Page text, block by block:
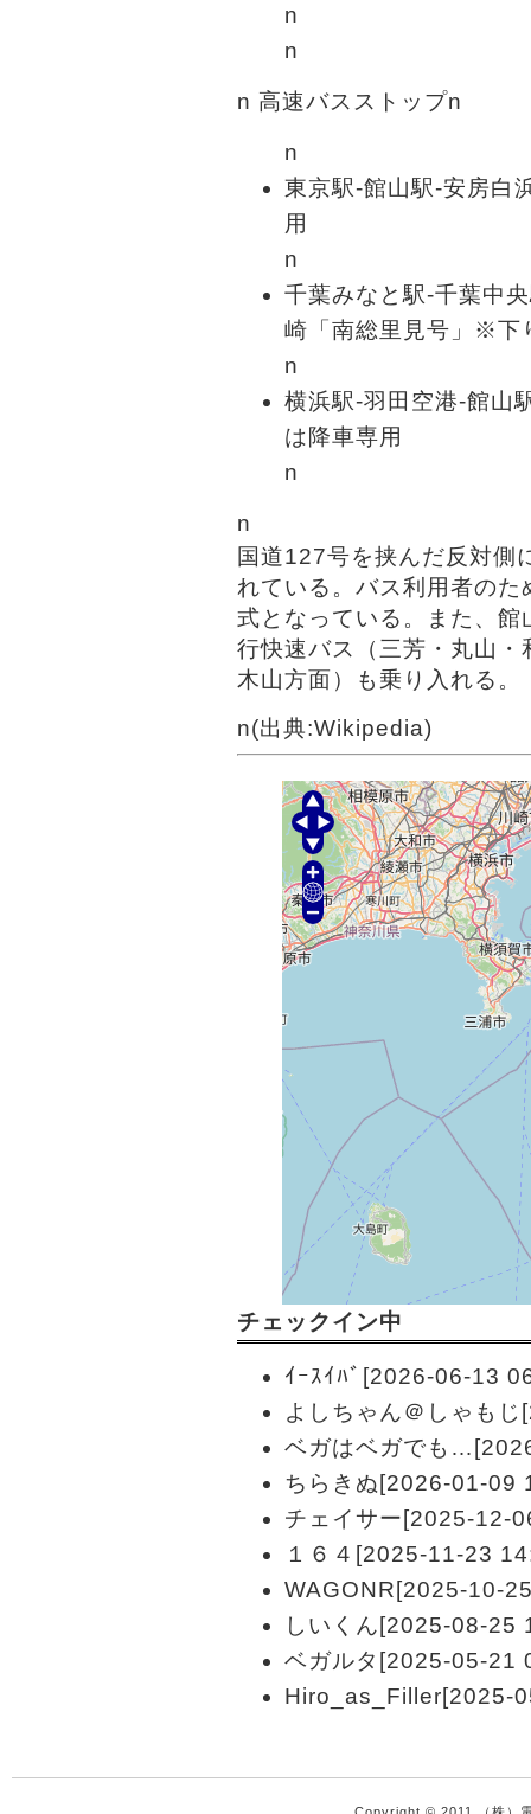
n
n
n 高速バスストップn
n
東京駅-館山駅-安房白
用
n
千葉みなと駅-千葉中
崎「南総里見号」※下
n
横浜駅-羽田空港-館山
は降車専用
n
n
国道127号を挟んだ反対側
れている。バス利用者の
式となっている。また、
行快速バス（三芳・丸山
木山方面）も乗り入れる。
n(出典:Wikipedia)
チェックイン中
ｲｰｽｲﾊﾞ[2026-06-13
よしちゃん＠しゃも
ベガはベガでも
ちらきぬ[2026-01-09
チェイサー[2025-12-
１６４[2025-11-23
WAGONR[2025-10-
しいくん[2025-08-25
ベガルタ[2025-05-21
Hiro_as_Filler[2025-